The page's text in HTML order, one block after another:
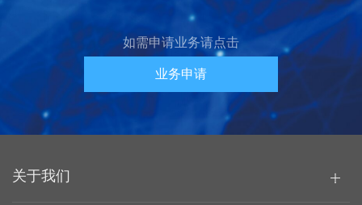
如需申请业务请点击
业务申请
关于我们